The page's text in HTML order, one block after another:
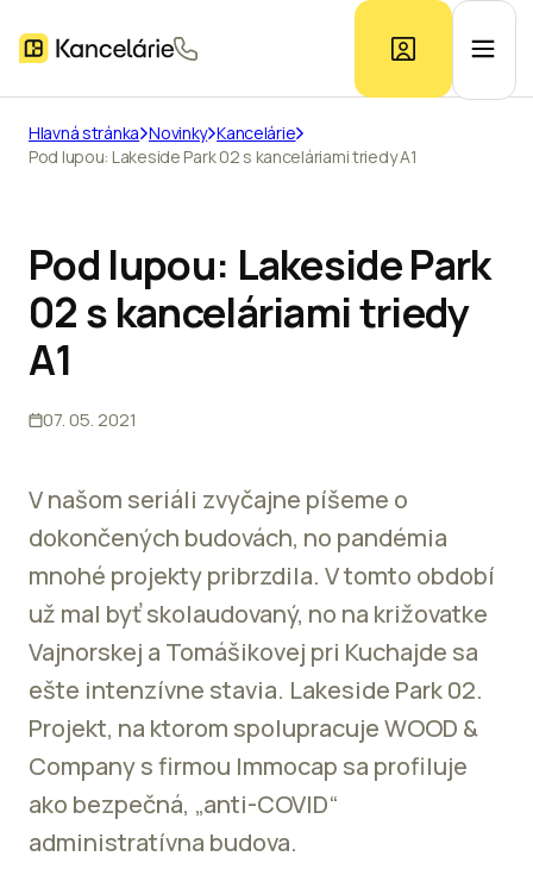
Ponuka kancelárií
Prieskum trhu
Kontakt
Hlavná stránka Novinky Kancelárie
Pod lupou: Lakeside Park 02 s kanceláriami triedy A1
Pod lupou: Lakeside Park
02 s kanceláriami triedy
A1
07. 05. 2021
V našom seriáli zvyčajne píšeme o
dokončených budovách, no pandémia
mnohé projekty pribrzdila. V tomto období
už mal byť skolaudovaný, no na križovatke
Vajnorskej a Tomášikovej pri Kuchajde sa
ešte intenzívne stavia. Lakeside Park 02.
Projekt, na ktorom spolupracuje WOOD &
Company s firmou Immocap sa profiluje
ako bezpečná, „anti-COVID“
administratívna budova.